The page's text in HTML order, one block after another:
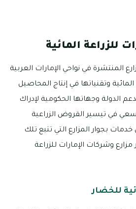
للزراعة المائية
المنتشرة في نواحي الإمارات العربية
وتقنياتها في إنتاج المحاصيل
الدولة وجهاتها الحكومية لإدراك
في تيسير القروض الزراعية
بجوار المزارع التي تتبع تلك
مزارع وشركات الإمارات للزراعة
للخضار